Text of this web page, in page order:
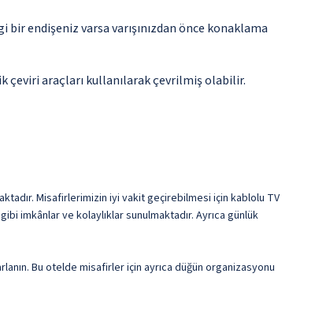
endişeniz varsa varışınızdan önce konaklama
çeviri araçları kullanılarak çevrilmiş olabilir.
Misafirlerimizin iyi vakit geçirebilmesi için kablolu TV
imkânlar ve kolaylıklar sunulmaktadır. Ayrıca günlük
Bu otelde misafirler için ayrıca düğün organizasyonu